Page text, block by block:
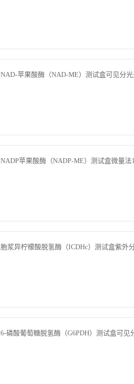
NAD-苹果酸酶（NAD-ME）测试盒可见分光
NADP苹果酸酶（NADP-ME）测试盒微量法
胞浆异柠檬酸脱氢酶（ICDHc）测试盒紫外
6-磷酸葡萄糖脱氢酶（G6PDH）测试盒可见